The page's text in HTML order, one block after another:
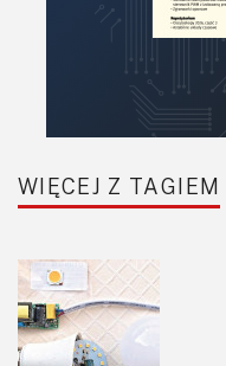
Sensory
Software
Sterowanie
Transformatory
WIĘCEJ Z TAGIEM